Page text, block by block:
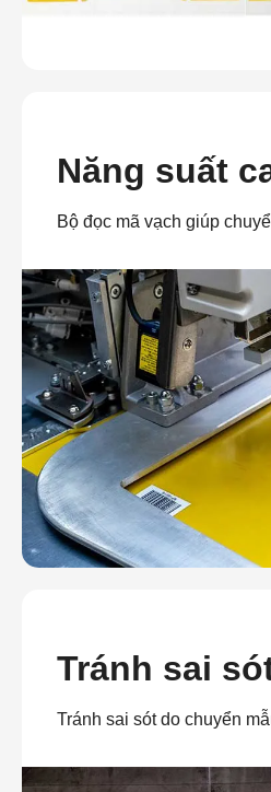
Năng suất
Bộ đọc mã vạch giúp
Tránh sai
Tránh sai sót do chuyển